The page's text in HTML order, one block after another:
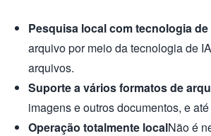
Pesquisa local com tecnologia de
arquivo por meio da tecnologia de
arquivos.
Suporte a vários formatos de
imagens e outros documentos, e
Operação totalmente localNão é